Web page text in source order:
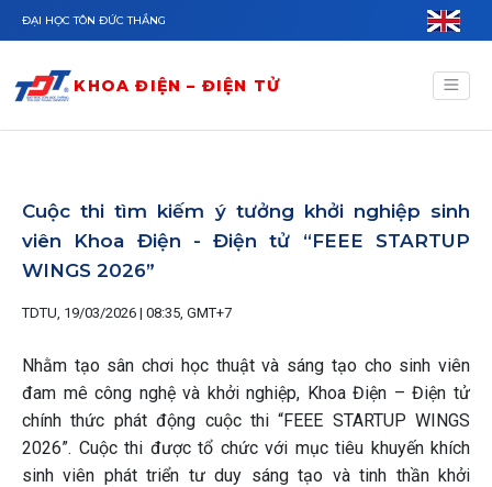
Nhảy đến nội dung
ĐẠI HỌC TÔN ĐỨC THẮNG
KHOA ĐIỆN – ĐIỆN TỬ
Cuộc thi tìm kiếm ý tưởng khởi nghiệp sinh
viên Khoa Điện - Điện tử “FEEE STARTUP
WINGS 2026”
TDTU, 19/03/2026 | 08:35, GMT+7
Nhằm tạo sân chơi học thuật và sáng tạo cho sinh viên
đam mê công nghệ và khởi nghiệp, Khoa Điện – Điện tử
chính thức phát động cuộc thi “FEEE STARTUP WINGS
2026”. Cuộc thi được tổ chức với mục tiêu khuyến khích
sinh viên phát triển tư duy sáng tạo và tinh thần khởi